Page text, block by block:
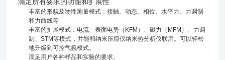
满足所有要求的功能和扩展性
丰富的形貌及物性测量模式：接触、动态、相位、水平力、力调制
和力曲线等
丰富的扩展模式：电流、表面电势（ KFM ）、磁力（ MFM ）、力调
制、STM等模式，并能和纳米压痕仪纳米热分析仪联用。可以轻松
地升级到可控气氛模式。
满足用户各种样品和实验的要求。